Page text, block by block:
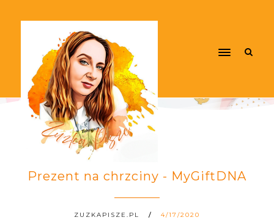
Prezent na chrzciny - MyGiftDNA
ZUZKAPISZE.PL 4/17/2020